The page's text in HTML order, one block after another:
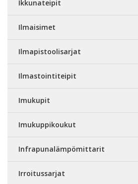
Ikkunateipit
Ilmaisimet
Ilmapistoolisarjat
Ilmastointiteipit
Imukupit
Imukuppikoukut
Infrapunalämpömittarit
Irroitussarjat